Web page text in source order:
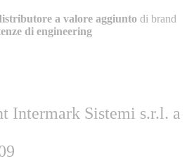
a valore aggiunto di brand
di engineering
Intermark Sistemi s.r.l. a